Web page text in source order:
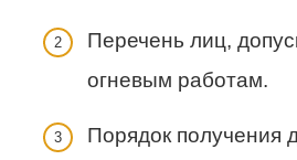
Перечень лиц,
огневым работам.
Порядок получения